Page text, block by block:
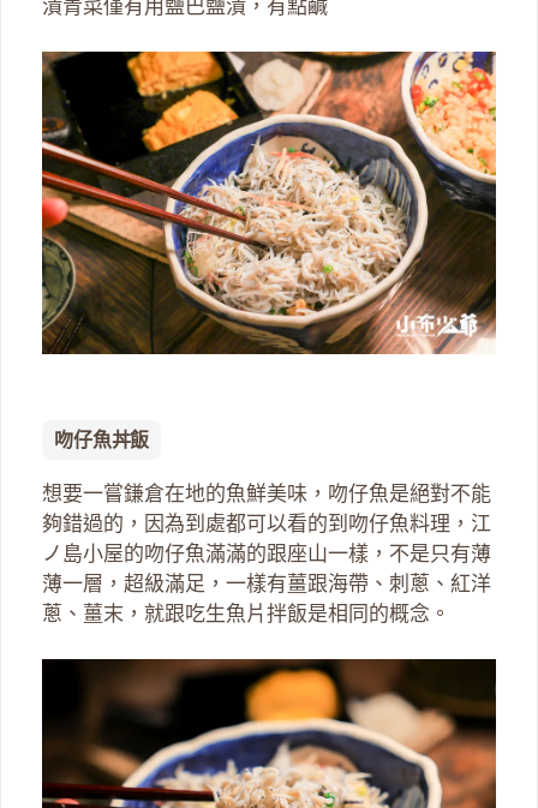
漬青菜僅有用鹽巴鹽漬，有點鹹
吻仔魚丼飯
想要一嘗鎌倉在地的魚鮮美味，吻仔魚是絕對不能
夠錯過的，因為到處都可以看的到吻仔魚料理，江
ノ島小屋的吻仔魚滿滿的跟座山一樣，不是只有薄
薄一層，超級滿足，一樣有薑跟海帶、刺蔥、紅洋
蔥、薑末，就跟吃生魚片拌飯是相同的概念。